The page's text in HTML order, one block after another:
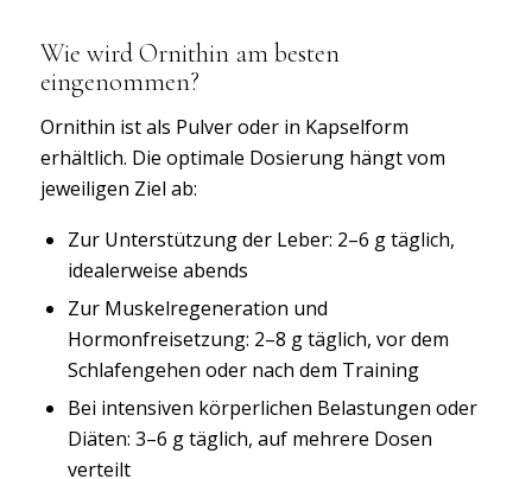
Wie wird Ornithin am besten
eingenommen?
Ornithin ist als Pulver oder in Kapselform
erhältlich. Die optimale Dosierung hängt vom
jeweiligen Ziel ab:
Zur Unterstützung der Leber: 2–6 g täglich,
idealerweise abends
Zur Muskelregeneration und
Hormonfreisetzung: 2–8 g täglich, vor dem
Schlafengehen oder nach dem Training
Bei intensiven körperlichen Belastungen oder
Diäten: 3–6 g täglich, auf mehrere Dosen
verteilt